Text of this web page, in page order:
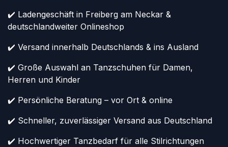
✔️ Ladengeschäft in Freiberg am Neckar &
deutschlandweiter Onlineshop
✔️ Versand innerhalb Deutschlands & ins Ausland
✔️ Große Auswahl an Tanzschuhen für Damen,
Herren und Kinder
✔️ Persönliche Beratung – vor Ort & online
✔️ Schneller, zuverlässiger Versand aus Deutschland
✔️ Hochwertiger Tanzbedarf für alle Stilrichtungen